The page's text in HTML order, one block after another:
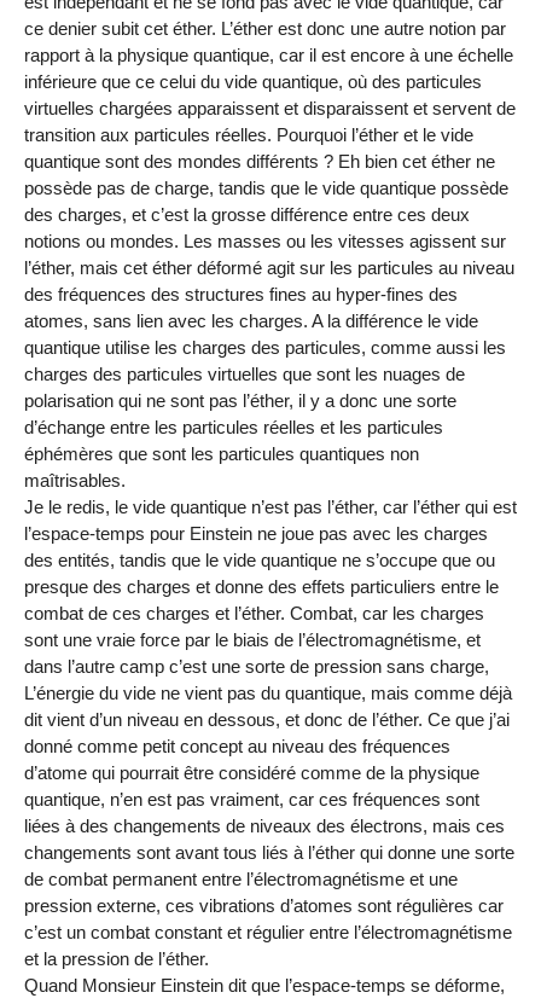
ce denier subit cet éther. L’éther est donc une autre notion par
rapport à la physique quantique, car il est encore à une échelle
inférieure que ce celui du vide quantique, où des particules
virtuelles chargées apparaissent et disparaissent et servent de
transition aux particules réelles. Pourquoi l’éther et le vide
quantique sont des mondes différents ? Eh bien cet éther ne
possède pas de charge, tandis que le vide quantique possède
des charges, et c’est la grosse différence entre ces deux
notions ou mondes. Les masses ou les vitesses agissent sur
l’éther, mais cet éther déformé agit sur les particules au niveau
des fréquences des structures fines au hyper-fines des
atomes, sans lien avec les charges. A la différence le vide
quantique utilise les charges des particules, comme aussi les
charges des particules virtuelles que sont les nuages de
polarisation qui ne sont pas l’éther, il y a donc une sorte
d’échange entre les particules réelles et les particules
éphémères que sont les particules quantiques non
maîtrisables.
Je le redis, le vide quantique n’est pas l’éther, car l’éther qui est
l’espace-temps pour Einstein ne joue pas avec les charges
des entités, tandis que le vide quantique ne s’occupe que ou
presque des charges et donne des effets particuliers entre le
combat de ces charges et l’éther. Combat, car les charges
sont une vraie force par le biais de l’électromagnétisme, et
dans l’autre camp c’est une sorte de pression sans charge,
L’énergie du vide ne vient pas du quantique, mais comme déjà
dit vient d’un niveau en dessous, et donc de l’éther. Ce que j’ai
donné comme petit concept au niveau des fréquences
d’atome qui pourrait être considéré comme de la physique
quantique, n’en est pas vraiment, car ces fréquences sont
liées à des changements de niveaux des électrons, mais ces
changements sont avant tous liés à l’éther qui donne une sorte
de combat permanent entre l’électromagnétisme et une
pression externe, ces vibrations d’atomes sont régulières car
c’est un combat constant et régulier entre l’électromagnétisme
et la pression de l’éther.
Quand Monsieur Einstein dit que l’espace-temps se déforme,